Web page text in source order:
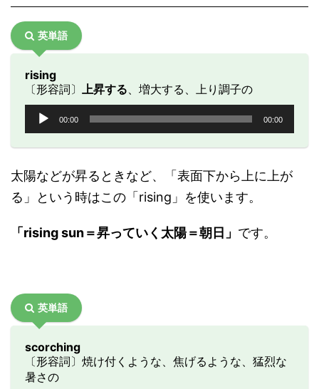
英単語
rising
〔形容詞〕
上昇する 、増大する、上り調子の
ー
ー
00:00 00:00
太陽などが昇るときなど、「表面下から上に上が
る」という時はこの「rising」を使います。
「rising sun＝昇っていく太陽＝朝日」 です。
英単語
scorching
〔形容詞〕焼け付くような、焦げるような、猛烈な
暑さの